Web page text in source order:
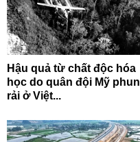
Hậu quả từ chất độc hóa
học do quân đội Mỹ phun
rải ở Việt...